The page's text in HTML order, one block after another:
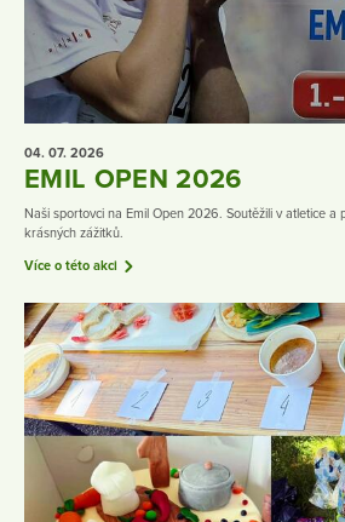
04. 07. 2026
EMIL OPEN 2026
Naši sportovci na Emil Open 2026. Soutěžili v atletice a
krásných zážitků.
Více o této akci